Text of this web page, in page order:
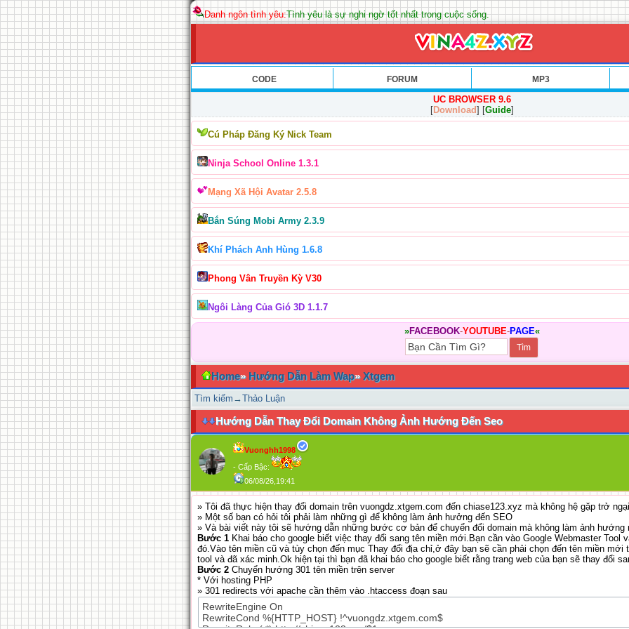
Danh ngôn tình yêu:Tình yêu là sự nghi ngờ tốt nhất trong cuộc sống.
CODE FORUM MP3
UC BROWSER 9.6
[Download] [Guide]
Cú Pháp Đăng Ký Nick Team
Ninja School Online 1.3.1
Mạng Xã Hội Avatar 2.5.8
Bắn Súng Mobi Army 2.3.9
Khí Phách Anh Hùng 1.6.8
Phong Vân Truyền Kỳ V30
Ngôi Làng Của Gió 3D 1.1.7
»FACEBOOK-YOUTUBE-PAGE«
Home» Hướng Dẫn Làm Wap»Xtgem
Tìm kiếm →Thảo Luận
Hướng Dẫn Thay Đổi Domain Không Ảnh Hướng Đến Seo
Vuonghh1998
- Cấp Bậc:
06/08/26,19:41
» Tôi đã thực hiện thay đổi domain trên vuongdz.xtgem.com đến chiase123.xyz mà không hệ gặp trở
» Một số bạn có hỏi tôi phải làm những gì để không làm ảnh hưởng đến SEO
» Và bài viết này tôi sẽ hướng dẫn những bước cơ bản để chuyển đổi domain mà không làm ảnh hướng
Bước 1 Khai báo cho google biết việc thay đổi sang tên miền mới.Bạn cần vào Google Webmaster Tool
đó.Vào tên miền cũ và tùy chọn đến mục Thay đổi địa chỉ,ở đây bạn sẽ cần phải chọn đến tên miền mới
tool và đã xác minh.Ok hiện tại thì bạn đã khai báo cho google biết rằng trang web của bạn sẽ thay đổi
Bước 2 Chuyển hướng 301 tên miền trên server
* Với hosting PHP
» 301 redirects với apache cần thêm vào .htaccess đoạn sau